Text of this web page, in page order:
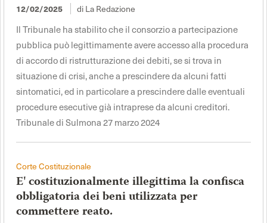
12/02/2025 di La Redazione
Il Tribunale ha stabilito che il consorzio a partecipazione
pubblica può legittimamente avere accesso alla procedura
di accordo di ristrutturazione dei debiti, se si trova in
situazione di crisi, anche a prescindere da alcuni fatti
sintomatici, ed in particolare a prescindere dalle eventuali
procedure esecutive già intraprese da alcuni creditori.
Tribunale di Sulmona 27 marzo 2024
Corte Costituzionale
E' costituzionalmente illegittima la confisca
obbligatoria dei beni utilizzata per
commettere reato.